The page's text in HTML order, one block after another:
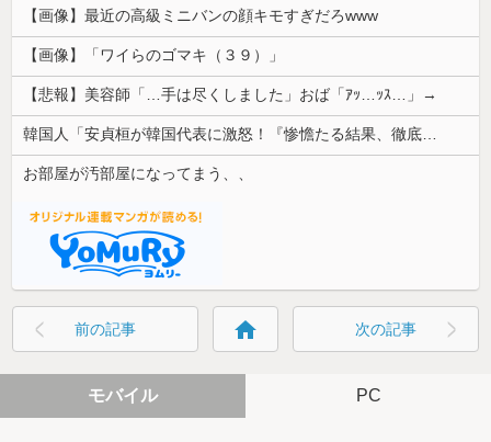
【画像】最近の高級ミニバンの顔キモすぎだろwww
【画像】「ワイらのゴマキ（３９）」
【悲報】美容師「…手は尽くしました」おば「ｱｯ…ｯｽ…」→
お部屋が汚部屋になってまう、、
前の記事 home 次の記事
モバイル PC